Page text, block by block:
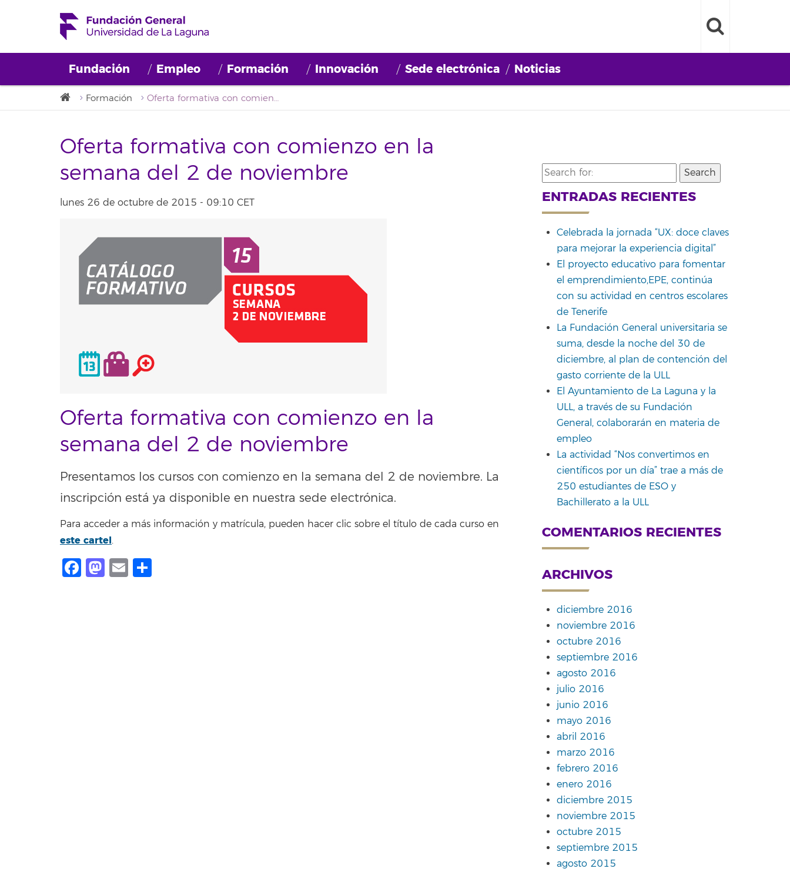
Fundación Empleo Formación Innovación Sede electrónica Noticias
Formación Oferta formativa con comienzo en la semana del 2 de noviembre
Oferta formativa con comienzo en la
semana del 2 de noviembre
lunes 26 de octubre de 2015 - 09:10 CET
Oferta formativa con comienzo en la
semana del 2 de noviembre
Presentamos los cursos con comienzo en la semana del 2 de noviembre. La
inscripción está ya disponible en nuestra sede electrónica.
Para acceder a más información y matrícula, pueden hacer clic sobre el título de cada curso en
este cartel.
Facebook
Mastodon
Email
Search
for:
ENTRADAS RECIENTES
Celebrada la jornada “UX: doce claves
para mejorar la experiencia digital”
El proyecto educativo para fomentar
el emprendimiento,EPE, continúa
con su actividad en centros escolares
de Tenerife
La Fundación General universitaria se
suma, desde la noche del 30 de
diciembre, al plan de contención del
gasto corriente de la ULL
El Ayuntamiento de La Laguna y la
ULL, a través de su Fundación
General, colaborarán en materia de
empleo
La actividad “Nos convertimos en
científicos por un día” trae a más de
250 estudiantes de ESO y
Bachillerato a la ULL
COMENTARIOS RECIENTES
ARCHIVOS
diciembre 2016
noviembre 2016
octubre 2016
septiembre 2016
agosto 2016
julio 2016
junio 2016
mayo 2016
abril 2016
marzo 2016
febrero 2016
enero 2016
diciembre 2015
noviembre 2015
octubre 2015
septiembre 2015
agosto 2015